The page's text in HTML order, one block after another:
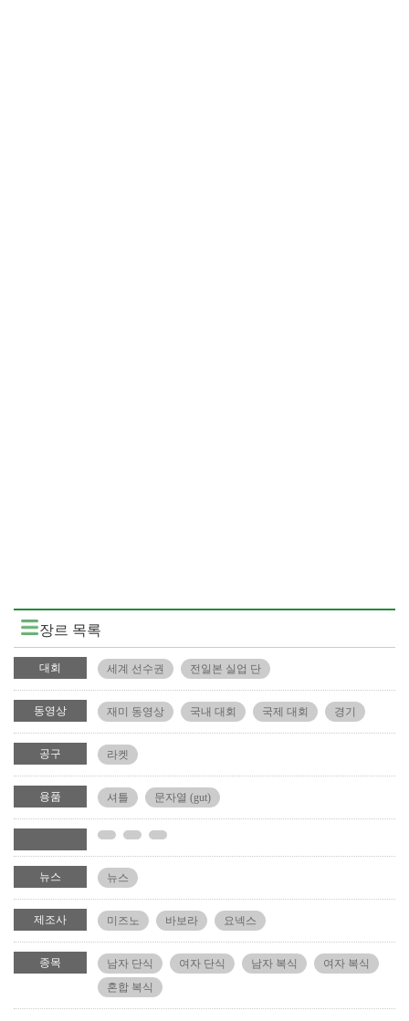
장르 목록
대회 세계 선수권 전일본 실업 단
동영상 재미 동영상 국내 대회 국제 대회 경기
공구 라켓
용품 셔틀 문자열 (gut)
뉴스 뉴스
제조사 미즈노 바보라 요넥스
종목 남자 단식 여자 단식 남자 복식
여자 복식
혼합 복식